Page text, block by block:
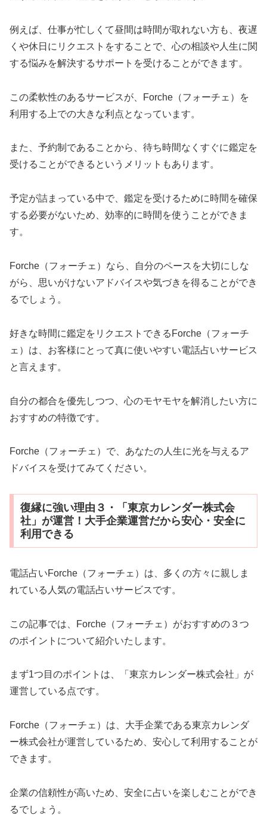
例えば、仕事が忙しくて昼間は時間が取れない方も、夜遅
くや休日にリクエストをすることで、心の相談や人生に関
する悩みを解決するサポートを受けることができます。
この柔軟性のあるサービスが、Forche（フォーチェ）を
利用する上での大きな利点となっています。
また、予約制であることから、待ち時間なくすぐに鑑定を
受けることができるというメリットもあります。
予定が詰まっている中で、鑑定を受けるために時間を確保
する必要がないため、効率的に時間を使うことができま
す。
Forche（フォーチェ）なら、自分のペースを大切にしな
がら、思いがけないアドバイスや気づきを得ることができ
るでしょう。
好きな時間に鑑定をリクエストできるForche（フォーチ
ェ）は、お客様にとって真に使いやすい電話占いサービス
と言えます。
自分の都合を優先しつつ、心のモヤモヤを解消したい方に
おすすめの特徴です。
Forche（フォーチェ）で、あなたの人生に光を与えるア
ドバイスを受けてみてください。
復縁に強い理由３・「東京カレンダー株式会
社」が運営！大手企業運営だから安心・安全に
利用できる
電話占いForche（フォーチェ）は、多くの方々に親しま
れている人気の電話占いサービスです。
この記事では、Forche（フォーチェ）がおすすめの３つ
のポイントについて紹介いたします。
まず1つ目のポイントは、「東京カレンダー株式会社」が
運営している点です。
Forche（フォーチェ）は、大手企業である東京カレンダ
ー株式会社が運営しているため、安心して利用することが
できます。
企業の信頼性が高いため、安全に占いを楽しむことができ
るでしょう。